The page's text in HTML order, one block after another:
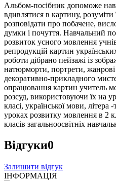
Альбом-посібник допоможе
вдивлятися в картину, розуміти
розповідати про побачене,
думки і почуття. Навчальний
розвиток усного мовлення
репродукцій картин
роботи дібрано пейзажі із
натюрморти, портрети,
декоративно-прикладного
опрацювання картин учитель
розсуд, використовуючи їх на
класі, української мови, літера
уроках розвитку мовлення в 2
класів загальноосвітніх
Відгуки0
Залишити відгук
ІНФОРМАЦІЯ